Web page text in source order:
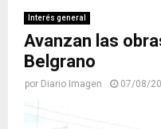
Interés general
Avanzan las
Belgrano
por Diario Imagen 07/08/